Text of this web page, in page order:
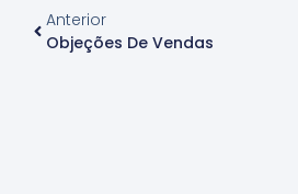
Anterior
Objeções De Vendas